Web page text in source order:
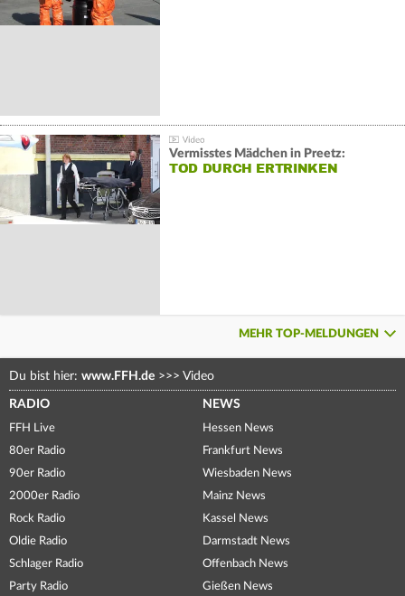
Vermisstes Mädchen in Preetz:
TOD DURCH ERTRINKEN
MEHR TOP-MELDUNGEN
Du bist hier: www.FFH.de >>> Video
RADIO
FFH Live
80er Radio
90er Radio
2000er Radio
Rock Radio
Oldie Radio
Schlager Radio
Party Radio
NEWS
Hessen News
Frankfurt News
Wiesbaden News
Mainz News
Kassel News
Darmstadt News
Offenbach News
Gießen News